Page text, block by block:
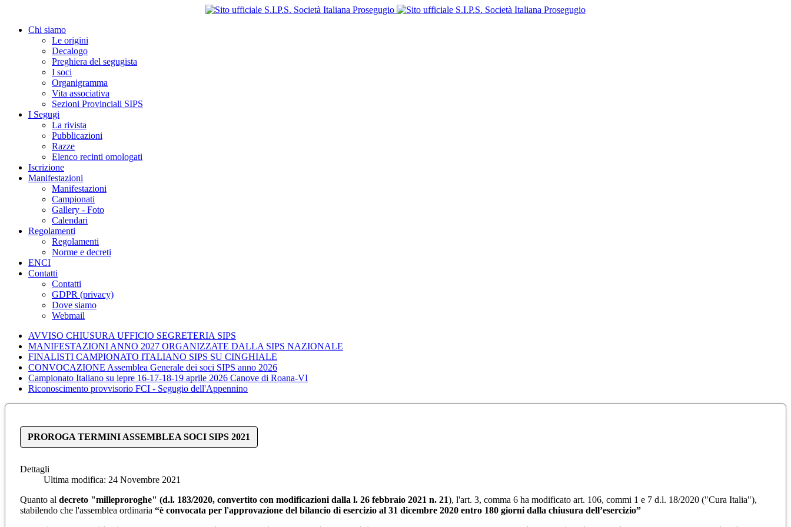
Chi siamo
Le origini
Decalogo
Preghiera del segugista
I soci
Organigramma
Vita associativa
Sezioni Provinciali SIPS
I Segugi
La rivista
Pubblicazioni
Razze
Elenco recinti omologati
Iscrizione
Manifestazioni
Manifestazioni
Campionati
Gallery - Foto
Calendari
Regolamenti
Regolamenti
Norme e decreti
ENCI
Contatti
Contatti
GDPR (privacy)
Dove siamo
Webmail
AVVISO CHIUSURA UFFICIO SEGRETERIA SIPS
MANIFESTAZIONI ANNO 2027 ORGANIZZATE DALLA SIPS NAZIONALE
FINALISTI CAMPIONATO ITALIANO SIPS SU CINGHIALE
CONVOCAZIONE Assemblea Generale dei soci SIPS anno 2026
Campionato Italiano su lepre 16-17-18-19 aprile 2026 Canove di Roana-VI
Riconoscimento provvisorio FCI - Segugio dell'Appennino
PROROGA TERMINI ASSEMBLEA SOCI SIPS 2021
Dettagli
Ultima modifica: 24 Novembre 2021
Quanto al decreto "milleproroghe" (d.l. 183/2020, convertito con modificazioni dalla l. 26 febbraio 2021 n. 21), l'art. 3, comma 6 ha modificato art. 106, commi 1 e 7 d.l. 18/2020 ("Cura Italia"),
stabilendo che l'assemblea ordinaria “è convocata per l'approvazione del bilancio di esercizio al 31 dicembre 2020 entro 180 giorni dalla chiusura dell’esercizio”